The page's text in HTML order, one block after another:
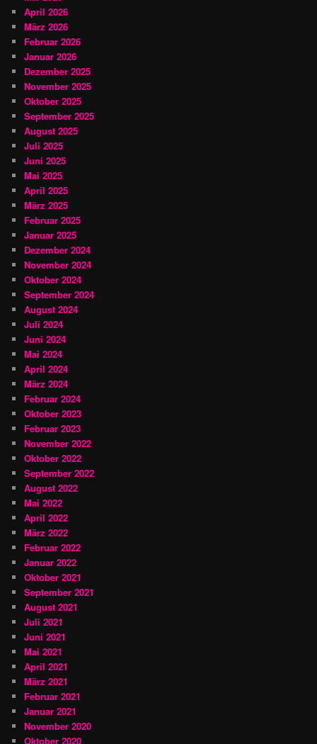
April 2026
März 2026
Februar 2026
Januar 2026
Dezember 2025
November 2025
Oktober 2025
September 2025
August 2025
Juli 2025
Juni 2025
Mai 2025
April 2025
März 2025
Februar 2025
Januar 2025
Dezember 2024
November 2024
Oktober 2024
September 2024
August 2024
Juli 2024
Juni 2024
Mai 2024
April 2024
März 2024
Februar 2024
Oktober 2023
Februar 2023
November 2022
Oktober 2022
September 2022
August 2022
Mai 2022
April 2022
März 2022
Februar 2022
Januar 2022
Oktober 2021
September 2021
August 2021
Juli 2021
Juni 2021
Mai 2021
April 2021
März 2021
Februar 2021
Januar 2021
November 2020
Oktober 2020